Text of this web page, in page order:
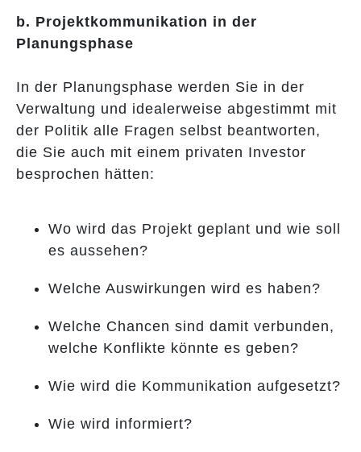
b. Projektkommunikation in der
Planungsphase
In der Planungsphase werden Sie in der
Verwaltung und idealerweise abgestimmt mit
der Politik alle Fragen selbst beantworten,
die Sie auch mit einem privaten Investor
besprochen hätten:
Wo wird das Projekt geplant und wie soll
es aussehen?
Welche Auswirkungen wird es haben?
Welche Chancen sind damit verbunden,
welche Konflikte könnte es geben?
Wie wird die Kommunikation aufgesetzt?
Wie wird informiert?